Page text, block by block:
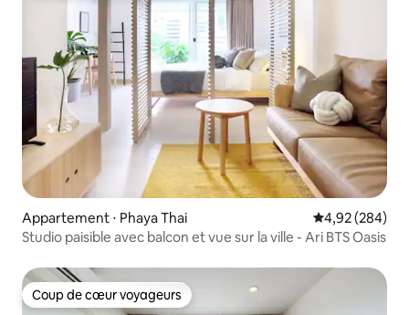
Appartement ⋅ Phaya Thai Évaluation
4,92 (284)
Studio paisible avec balcon et vue sur la ville - Ari BTS Oasis
Coup de cœur voyageurs
Coup de cœur voyageurs